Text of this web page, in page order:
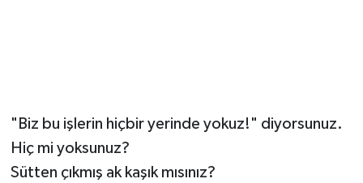
"Biz bu işlerin hiçbir yerinde yokuz!" diyorsunuz.
Hiç mi yoksunuz?
Sütten çıkmış ak kaşık mısınız?
Güvenlik
Resmi İlanlar